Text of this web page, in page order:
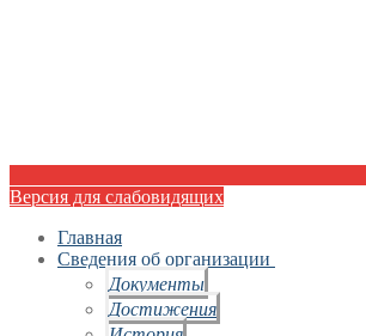
Версия для слабовидящих
Главная
Сведения об организации
Документы
Достижения